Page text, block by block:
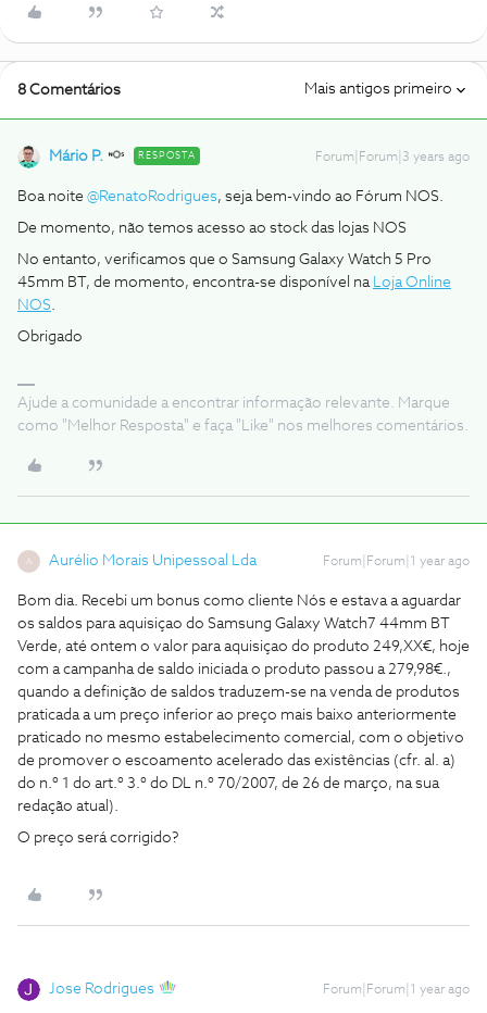
8 Comentários Mais antigos primeiro
Mário P. RESPOSTA Forum|Forum|3 years ago
Boa noite @RenatoRodrigues, seja bem-vindo ao Fórum NOS.
De momento, não temos acesso ao stock das lojas NOS
No entanto, verificamos que o Samsung Galaxy Watch 5 Pro
45mm BT, de momento, encontra-se disponível na Loja Online
NOS.
Obrigado
Ajude a comunidade a encontrar informação relevante. Marque
como "Melhor Resposta" e faça "Like" nos melhores comentários.
A Aurélio Morais Unipessoal Lda Forum|Forum|1 year ago
Bom dia. Recebi um bonus como cliente Nós e estava a aguardar
os saldos para aquisiçao do Samsung Galaxy Watch7 44mm BT
Verde, até ontem o valor para aquisiçao do produto 249,XX€, hoje
com a campanha de saldo iniciada o produto passou a 279,98€.,
quando a definição de saldos traduzem-se na venda de produtos
praticada a um preço inferior ao preço mais baixo anteriormente
praticado no mesmo estabelecimento comercial, com o objetivo
de promover o escoamento acelerado das existências (cfr. al. a)
do n.º 1 do art.º 3.º do DL n.º 70/2007, de 26 de março, na sua
redação atual).
O preço será corrigido?
Jose Rodrigues Forum|Forum|1 year ago